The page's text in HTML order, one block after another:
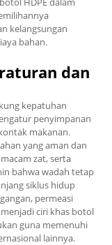
kelangsungan
bahan.
dan
kepatuhan
penyimpanan
makanan.
yang aman dan
zat, serta
bahwa wadah tetap
siklus hidup
permeasi
ciri khas botol
guna memenuhi
lainnya.